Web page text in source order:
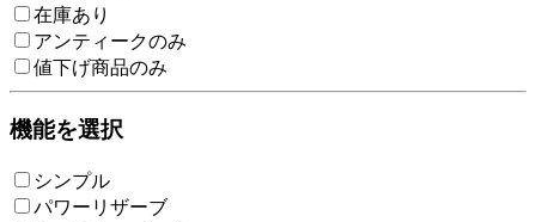
在庫あり
アンティークのみ
値下げ商品のみ
機能を選択
シンプル
パワーリザーブ